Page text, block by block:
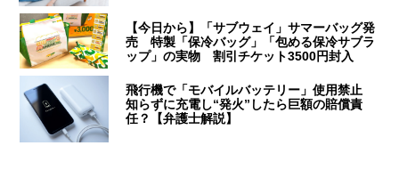
【今日から】「サブウェイ」サマーバッグ発
売 特製「保冷バッグ」「包める保冷サブラ
ップ」の実物 割引チケット3500円封入
飛行機で「モバイルバッテリー」使用禁止
知らずに充電し“発火”したら巨額の賠償責
任？【弁護士解説】